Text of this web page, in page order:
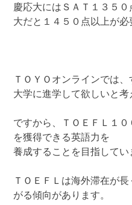
慶応大にはＳＡＴ１３５
大だと１４５０点以上が必
ＴＯＹＯオンラインでは
大学に進学して欲しいと考
ですから、ＴＯＥＦＬ１
を獲得できる英語力を
養成することを目指してい
ＴＯＥＦＬは海外滞在が
がる傾向があります。